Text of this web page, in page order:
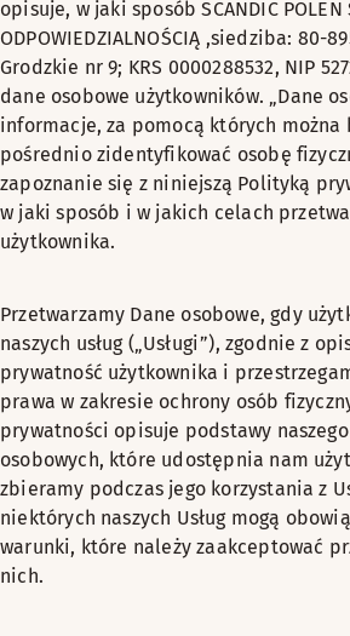
opisuje, w jaki sposób SCANDIC POLEN
ODPOWIEDZIALNOŚCIĄ ,siedziba: 80-
Grodzkie nr 9; KRS 0000288532, NIP
dane osobowe użytkowników. „Dane
informacje, za pomocą których
pośrednio zidentyfikować osobę
zapoznanie się z niniejszą Polityką
w jaki sposób i w jakich celach
użytkownika.
Przetwarzamy Dane osobowe, gdy
naszych usług („Usługi”), zgodnie z
prywatność użytkownika i
prawa w zakresie ochrony osób
prywatności opisuje podstawy
osobowych, które udostępnia nam
zbieramy podczas jego korzystania z
niektórych naszych Usług mogą
warunki, które należy zaakceptować
nich.